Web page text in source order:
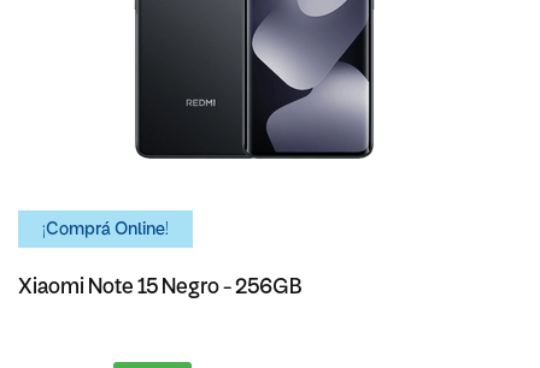
¡Comprá Online!
Xiaomi Note 15 Negro - 256GB